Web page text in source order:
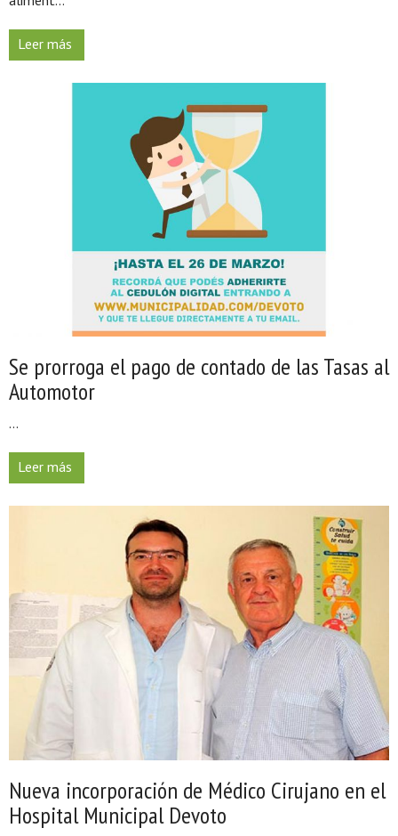
Leer más
Se prorroga el pago de contado de las Tasas al
Automotor
...
Leer más
Nueva incorporación de Médico Cirujano en el
Hospital Municipal Devoto